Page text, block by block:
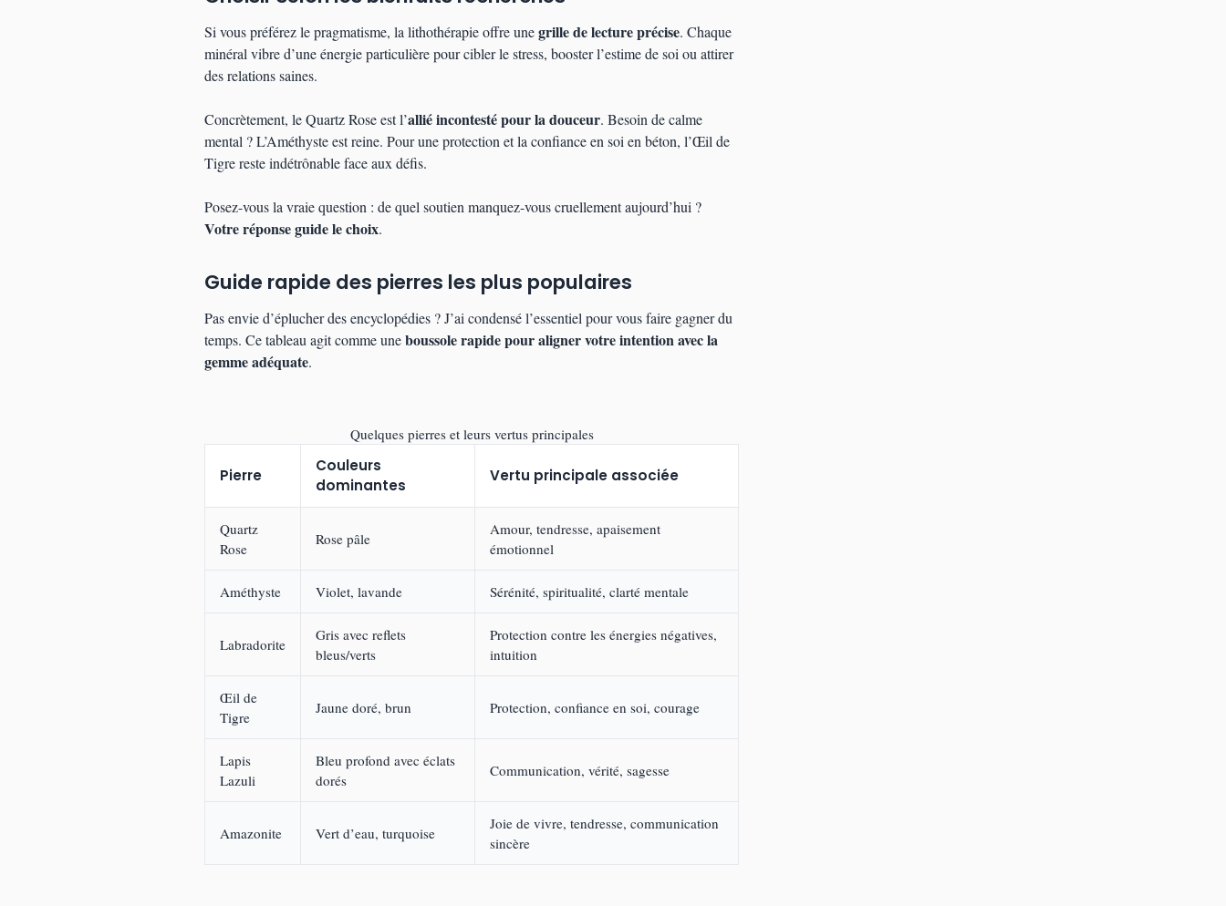
Si vous préférez le pragmatisme, la lithothérapie offre unegrille de lecture précise. Chaque
minéral vibre d’une énergie particulière pour cibler le stress, booster l’estime de soi ou attirer
des relations saines.
Concrètement, le Quartz Rose est l’allié incontesté pour la douceur. Besoin de calme
mental ? L’Améthyste est reine. Pour une protection et la confiance en soi en béton, l’Œil de
Tigre reste indétrônable face aux défis.
Posez-vous la vraie question : de quel soutien manquez-vous cruellement aujourd’hui ?
Votre réponse guide le choix.
Guide rapide des pierres les plus populaires
Pas envie d’éplucher des encyclopédies ? J’ai condensé l’essentiel pour vous faire gagner du
temps. Ce tableau agit comme uneboussole rapide pour aligner votre intention avec la
gemme adéquate.
Quelques pierres et leurs vertus principales
Pierre
Couleurs
dominantes
Vertu principale associée
Quartz
Rose
Rose pâle
Amour, tendresse, apaisement
émotionnel
Améthyste Violet, lavande Sérénité, spiritualité, clarté mentale
Labradorite
Gris avec reflets
bleus/verts
Protection contre les énergies négatives,
intuition
Œil de
Tigre
Jaune doré, brun Protection, confiance en soi, courage
Lapis
Lazuli
Bleu profond avec éclats
dorés
Communication, vérité, sagesse
Amazonite Vert d’eau, turquoise
Joie de vivre, tendresse, communication
sincère